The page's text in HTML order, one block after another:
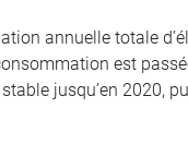
annuelle totale
est
jusqu’en 2020,